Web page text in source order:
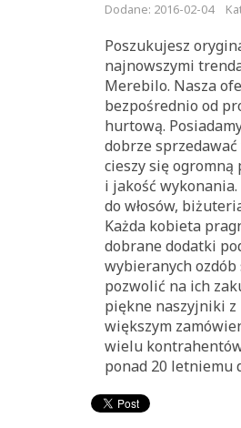
Dodane: 2016-02-04
Poszukujesz
najnowszymi
Merebilo. Nasza
bezpośrednio od
hurtową.
dobrze
cieszy się
i jakość
do włosów,
Każda kobieta
dobrane dodatki
wybieranych ozdób
pozwolić na ich
piękne naszyjniki z
większym
wielu
ponad 20 letniemu